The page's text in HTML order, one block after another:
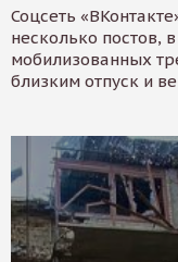
Соцсеть
несколько постов,
мобилизованных
близким отпуск и